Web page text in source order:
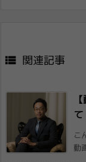
 関連記事
て
こ
動